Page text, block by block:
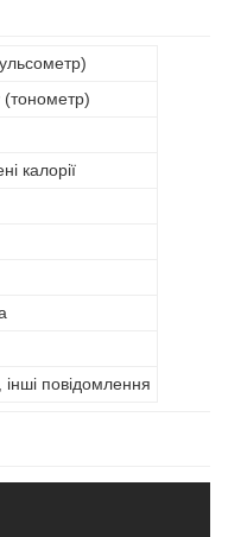
(тонометр)
калорії
повідомлення